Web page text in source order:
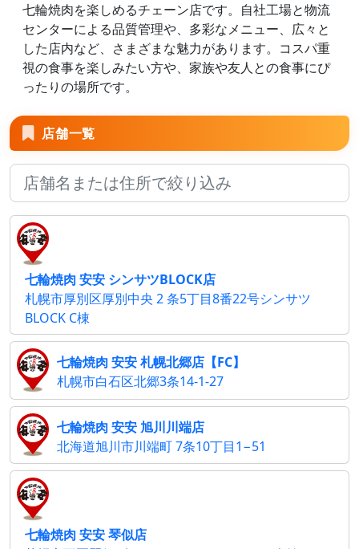
七輪焼肉を楽しめるチェーン店です。自社工場と物流
センターによる品質管理や、多彩なメニュー、広々と
した店内など、さまざまな魅力があります。コスパ重
視の食事を楽しみたい方や、家族や友人との食事にぴ
ったりの場所です。
店舗一覧
七輪焼肉 安安 シンサツBLOCK店
札幌市厚別区厚別中央 2 条5丁目8番22号シンサツ
BLOCK C棟
七輪焼肉 安安 札幌北郷店【FC】
札幌市白石区北郷3条14-1-27
七輪焼肉 安安 旭川川端店
北海道旭川市川端町 7条10丁目1−51
七輪焼肉 安安 琴似店